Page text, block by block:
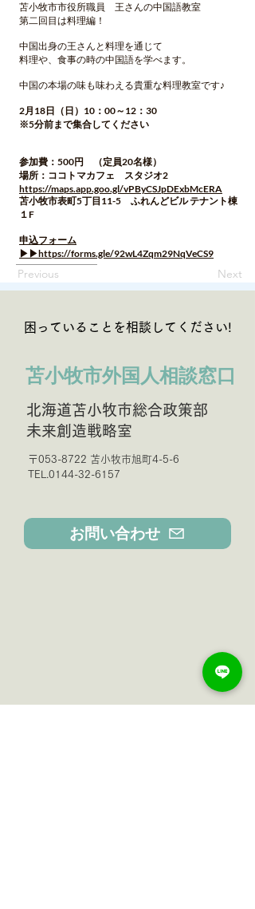
苫小牧市市役所職員 王さんの中国語教室
第二回目は料理編！
中国出身の王さんと料理を通じて
料理や、食事の時の中国語を学べます。
中国の本場の味も味わえる貴重な料理教室です♪
2月18日（日）10：00～12：30
※5分前まで集合してください
参加費：500円 （定員20名様）
場所：ココトマカフェ スタジオ2
https://maps.app.goo.gl/vPByCSJpDExbMcERA
苫小牧市表町5丁目11-5 ふれんどビル テナント棟
１F
申込フォーム
▶▶https://forms.gle/92wL4Zqm29NqVeCS9
Previous Next
困っていることを相談してください!
苫小牧市外国人相談窓口
北海道苫小牧市総合政策部
未来創造戦略室
〒053-8722 苫小牧市旭町4-5-6
TEL.0144-32-6157
お問い合わせ